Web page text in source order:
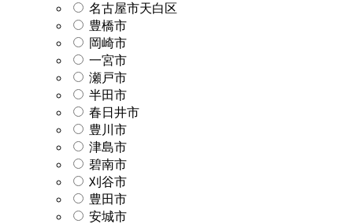
名古屋市天白区
豊橋市
岡崎市
一宮市
瀬戸市
半田市
春日井市
豊川市
津島市
碧南市
刈谷市
豊田市
安城市